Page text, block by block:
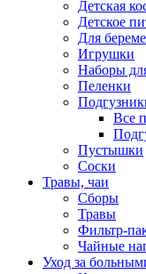
Детская
Детское
Для
Игрушки
Наборы
Пеленки
Все
Пустышки
Соски
Травы, чаи
Сборы
Травы
Фильтр-
Чайные
Уход за